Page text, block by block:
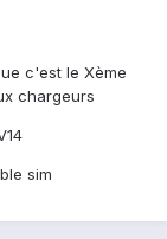
c'est le Xème
chargeurs
sim